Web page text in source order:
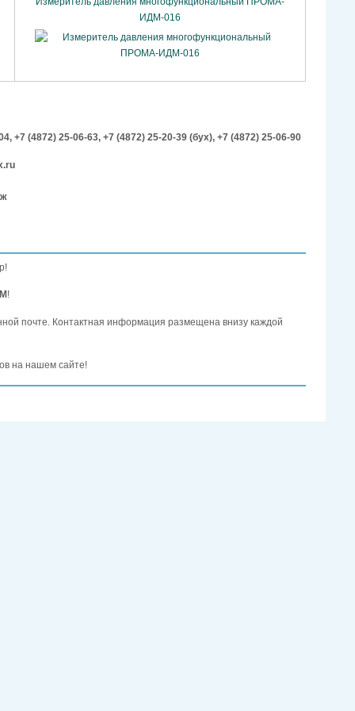
ИДМ-016
+7 (4872) 25-06-63, +7 (4872) 25-20-39 (бух), +7 (4872) 25-06-90
!
почте. Контактная информация размещена внизу каждой
на нашем сайте!